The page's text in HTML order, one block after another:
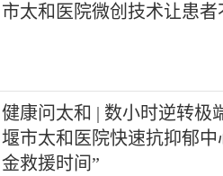
市太和医院微创技术让患
健康问太和 | 数小时逆转
堰市太和医院快速抗抑郁中
金救援时间”